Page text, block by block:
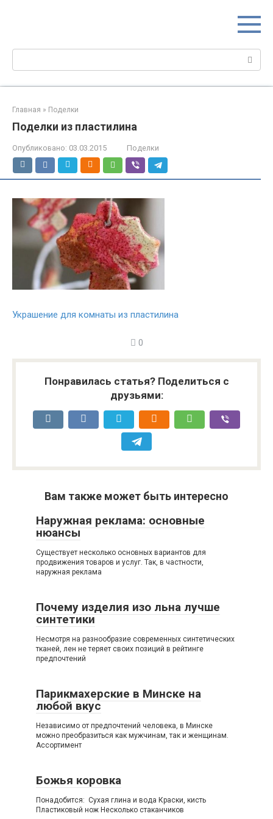
Поиск:
Главная » Поделки
Поделки из пластилина
Опубликовано: 03.03.2015 Поделки
Украшение для комнаты из пластилина
0
Понравилась статья? Поделиться с
друзьями:
Вам также может быть интересно
Наружная реклама: основные
нюансы
Существует несколько основных вариантов для
продвижения товаров и услуг. Так, в частности,
наружная реклама
Почему изделия изо льна лучше
синтетики
Несмотря на разнообразие современных синтетических
тканей, лен не теряет своих позиций в рейтинге
предпочтений
Парикмахерские в Минске на
любой вкус
Независимо от предпочтений человека, в Минске
можно преобразиться как мужчинам, так и женщинам.
Ассортимент
Божья коровка
Понадобится: Сухая глина и вода Краски, кисть
Пластиковый нож Несколько стаканчиков